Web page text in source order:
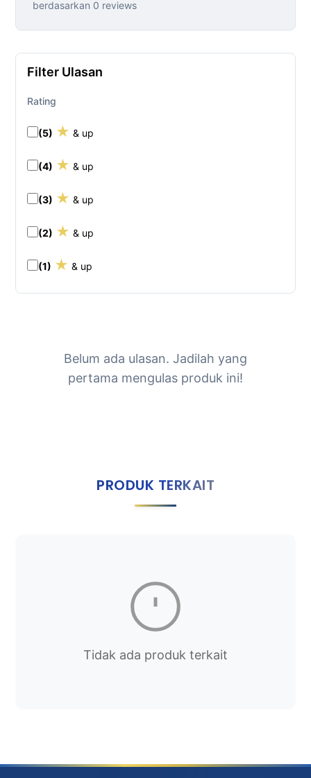
berdasarkan 0 reviews
Filter Ulasan
Rating
(5) ★ & up
(4) ★ & up
(3) ★ & up
(2) ★ & up
(1) ★ & up
Belum ada ulasan. Jadilah yang
pertama mengulas produk ini!
PRODUK TERKAIT
Tidak ada produk terkait